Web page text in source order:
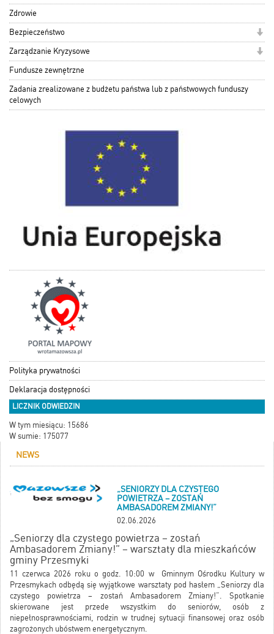
Zdrowie
Bezpieczeństwo
Zarządzanie Kryzysowe
Fundusze zewnętrzne
Zadania zrealizowane z budżetu państwa lub z państwowych funduszy
celowych
Polityka prywatności
Deklaracja dostępności
LICZNIK ODWIEDZIN
W tym miesiącu: 15686
W sumie: 175077
NEWS
„SENIORZY DLA CZYSTEGO
POWIETRZA – ZOSTAŃ
AMBASADOREM ZMIANY!”
02.06.2026
„Seniorzy dla czystego powietrza – zostań
Ambasadorem Zmiany!” – warsztaty dla mieszkańców
gminy Przesmyki
11 czerwca 2026 roku o godz. 10:00 w Gminnym Ośrodku Kultury w
Przesmykach odbędą się wyjątkowe warsztaty pod hasłem „Seniorzy dla
czystego powietrza – zostań Ambasadorem Zmiany!”. Spotkanie
skierowane jest przede wszystkim do seniorów, osób z
niepełnosprawnościami, rodzin w trudnej sytuacji finansowej oraz osób
zagrożonych ubóstwem energetycznym.